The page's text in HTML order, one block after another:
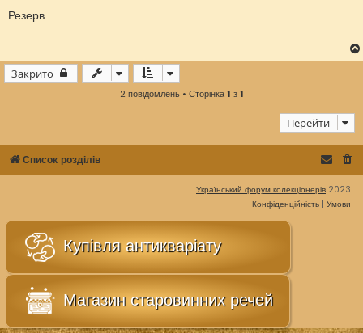
в
і
л
е
н
Резерв
Закрито
2 повідомлень • Сторінка1 з1
Перейти
Список розділів
Український форум колекціонерів 2023
Конфіденційність | Умови
Купівля антикваріату
Магазин старовинних речей